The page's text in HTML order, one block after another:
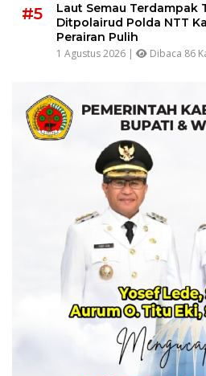
#5
Laut Semau Terdampak
Ditpolairud Polda NTT
Perairan Pulih
1 Agustus 2026 | Dibaca 86